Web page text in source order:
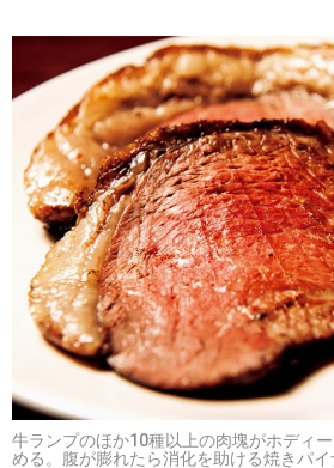
牛ランプのほか10種以上の肉塊がホディ
める。腹が膨れたら消化を助ける焼きパ